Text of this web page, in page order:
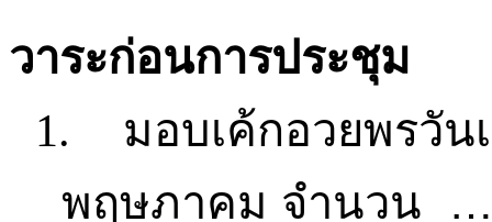
วาระก่อนการประชุม
1.
มอบเค้กอวยพรวัน
พฤษภาคม จำนวน